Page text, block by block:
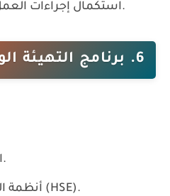
استكمال إجراءات العمل القانونية داخل دولة قطر.
6. برنامج التهيئة الوظيفية
التعريف بثقافة الشركة.
أنظمة الصحة والسلامة والبيئة (HSE).